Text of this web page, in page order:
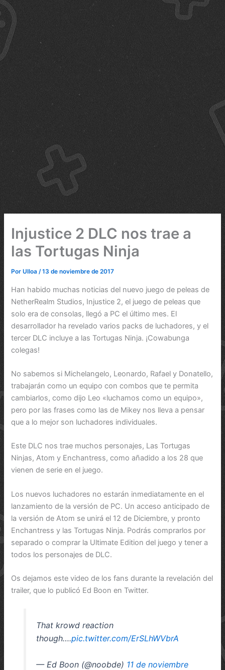
Injustice 2 DLC nos trae a
las Tortugas Ninja
PorUlloa/13 de noviembre de 2017
Han habido muchas noticias del nuevo juego de peleas de
NetherRealm Studios, Injustice 2, el juego de peleas que
solo era de consolas, llegó a PC el último mes. El
desarrollador ha revelado varios packs de luchadores, y el
tercer DLC incluye a las Tortugas Ninja. ¡Cowabunga
colegas!
No sabemos si Michelangelo, Leonardo, Rafael y Donatello,
trabajarán como un equipo con combos que te permita
cambiarlos, como dijo Leo «luchamos como un equipo»,
pero por las frases como las de Mikey nos lleva a pensar
que a lo mejor son luchadores individuales.
Este DLC nos trae muchos personajes, Las Tortugas
Ninjas, Atom y Enchantress, como añadido a los 28 que
vienen de serie en el juego.
Los nuevos luchadores no estarán inmediatamente en el
lanzamiento de la versión de PC. Un acceso anticipado de
la versión de Atom se unirá el 12 de Diciembre, y pronto
Enchantress y las Tortugas Ninja. Podrás comprarlos por
separado o comprar la Ultimate Edition del juego y tener a
todos los personajes de DLC.
Os dejamos este video de los fans durante la revelación del
trailer, que lo publicó Ed Boon en Twitter.
That krowd reaction
though….pic.twitter.com/ErSLhWVbrA
— Ed Boon (@noobde) 11 de noviembre